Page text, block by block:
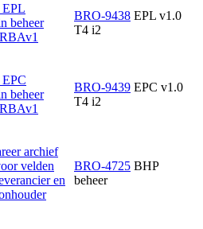
beheer
BRO-9438 EPL v1.0
T4 i2
beheer
BRO-9439 EPC v1.0
T4 i2
archief
velden
en
BRO-4725 BHP
beheer